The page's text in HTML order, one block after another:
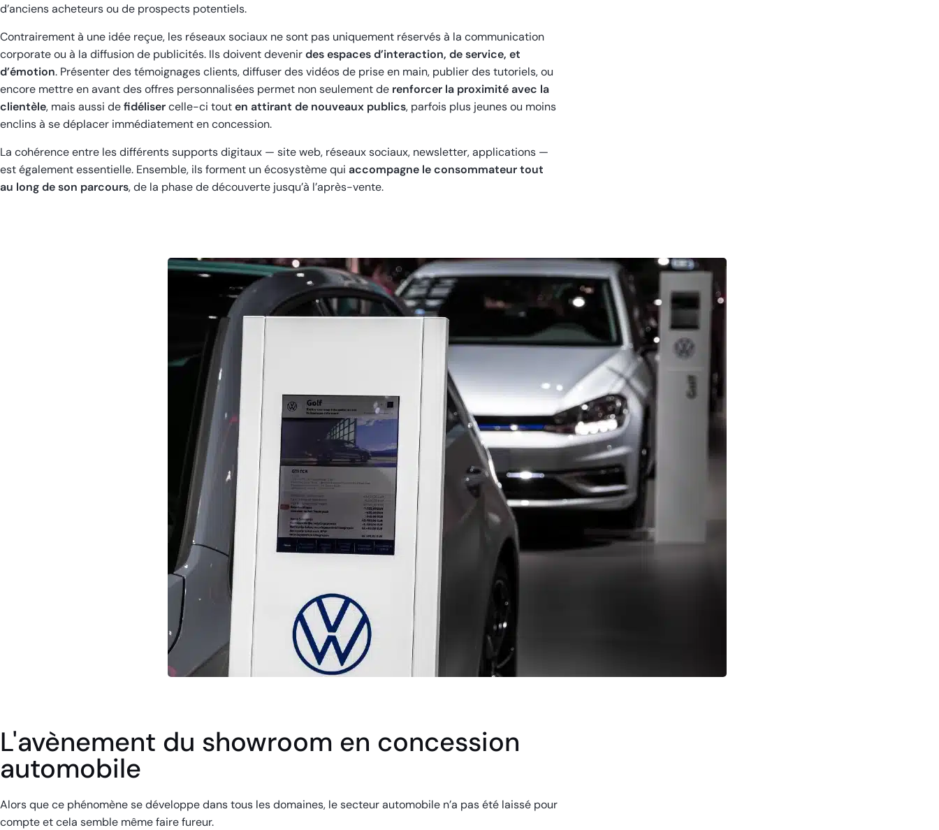
d’anciens acheteurs ou de prospects potentiels.
Contrairement à une idée reçue, les réseaux sociaux ne sont pas uniquement réservés à la communication
corporate ou à la diffusion de publicités. Ils doivent devenirdes espaces d’interaction, de service, et
d’émotion. Présenter des témoignages clients, diffuser des vidéos de prise en main, publier des tutoriels, ou
encore mettre en avant des offres personnalisées permet non seulement de renforcer la proximité avec la
clientèle, mais aussi defidélisercelle-ci touten attirant de nouveaux publics, parfois plus jeunes ou moins
enclins à se déplacer immédiatement en concession.
La cohérence entre les différents supports digitaux — site web, réseaux sociaux, newsletter, applications —
est également essentielle. Ensemble, ils forment un écosystème qui accompagne le consommateur tout
au long de son parcours, de la phase de découverte jusqu’à l’après-vente.
L'avènement du showroom en concession
automobile
Alors que ce phénomène se développe dans tous les domaines, le secteur automobile n’a pas été laissé pour
compte et cela semble même faire fureur.